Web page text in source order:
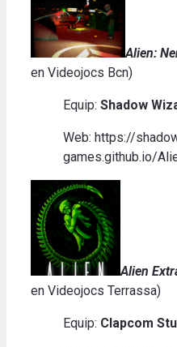
Alien:
en Videojocs Bcn)
Equip: Shadow
Web: https://
games.github.io/
Alien
en Videojocs Terrassa)
Equip: Clapcom